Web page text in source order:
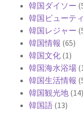
韓国ダイソー
韓国ビューテ
韓国レジャー
韓国情報 (65)
韓国文化 (1)
韓国海水浴場
韓国生活情報
韓国観光地 (14)
韓国語 (13)